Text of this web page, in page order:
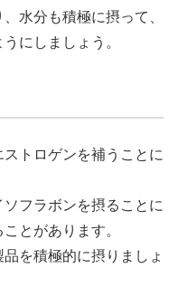
水分も積極に摂って、
にしましょう。
トロゲンを補うことに
フラボンを摂ることに
とがあります。
を積極的に摂りましょ